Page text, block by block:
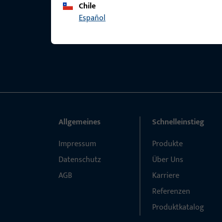
Chile
Español
Allgemeines
Impressum
Datenschutz
AGB
Schnelleinstieg
Produkte
Über Uns
Karriere
Referenzen
Produktkatalog